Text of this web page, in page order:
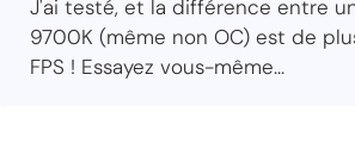
J'ai testé, et la différence entre
9700K (même non OC) est de
FPS ! Essayez vous-même...